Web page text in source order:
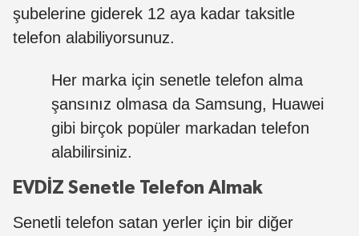
şubelerine giderek 12 aya kadar taksitle
telefon alabiliyorsunuz.
Her marka için senetle telefon alma
şansınız olmasa da Samsung, Huawei
gibi birçok popüler markadan telefon
alabilirsiniz.
EVDİZ Senetle Telefon Almak
Senetli telefon satan yerler için bir diğer